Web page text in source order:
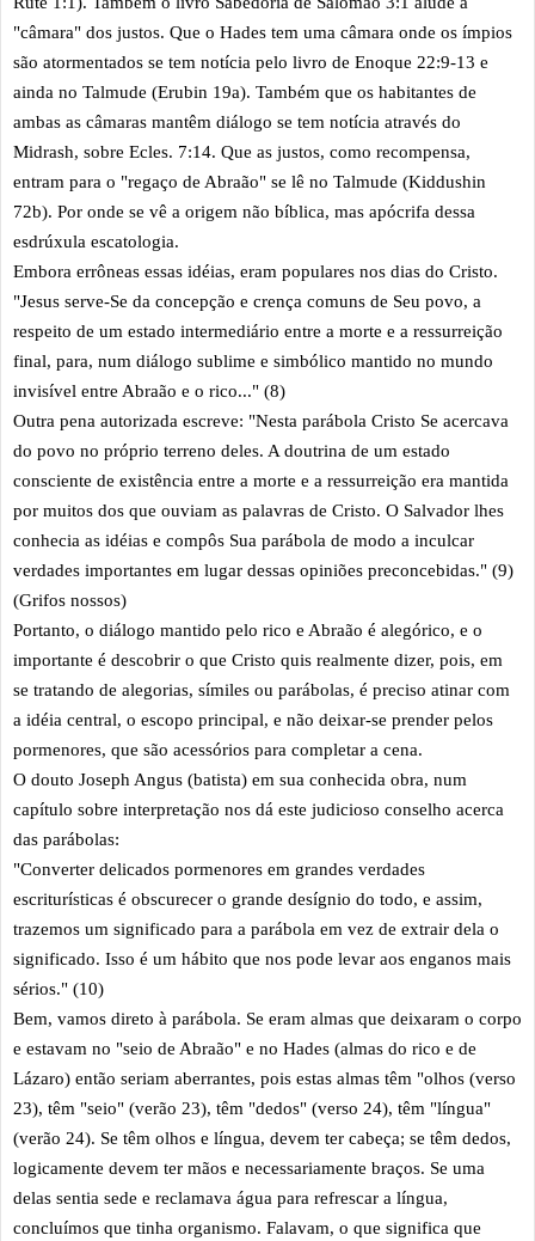
"câmara" dos justos. Que o Hades tem uma câmara onde os ímpios
são atormentados se tem notícia pelo livro de Enoque 22:9-13 e
ainda no Talmude (Erubin 19a). Também que os habitantes de
ambas as câmaras mantêm diálogo se tem notícia através do
Midrash, sobre Ecles. 7:14. Que as justos, como recompensa,
entram para o "regaço de Abraão" se lê no Talmude (Kiddushin
72b). Por onde se vê a origem não bíblica, mas apócrifa dessa
esdrúxula escatologia.
Embora errôneas essas idéias, eram populares nos dias do Cristo.
"Jesus serve-Se da concepção e crença comuns de Seu povo, a
respeito de um estado intermediário entre a morte e a ressurreição
final, para, num diálogo sublime e simbólico mantido no mundo
invisível entre Abraão e o rico..." (8)
Outra pena autorizada escreve: "Nesta parábola Cristo Se acercava
do povo no próprio terreno deles. A doutrina de um estado
consciente de existência entre a morte e a ressurreição era mantida
por muitos dos que ouviam as palavras de Cristo. O Salvador lhes
conhecia as idéias e compôs Sua parábola de modo a inculcar
verdades importantes em lugar dessas opiniões preconcebidas." (9)
(Grifos nossos)
Portanto, o diálogo mantido pelo rico e Abraão é alegórico, e o
importante é descobrir o que Cristo quis realmente dizer, pois, em
se tratando de alegorias, símiles ou parábolas, é preciso atinar com
a idéia central, o escopo principal, e não deixar-se prender pelos
pormenores, que são acessórios para completar a cena.
O douto Joseph Angus (batista) em sua conhecida obra, num
capítulo sobre interpretação nos dá este judicioso conselho acerca
das parábolas:
"Converter delicados pormenores em grandes verdades
escriturísticas é obscurecer o grande desígnio do todo, e assim,
trazemos um significado para a parábola em vez de extrair dela o
significado. Isso é um hábito que nos pode levar aos enganos mais
sérios." (10)
Bem, vamos direto à parábola. Se eram almas que deixaram o corpo
e estavam no "seio de Abraão" e no Hades (almas do rico e de
Lázaro) então seriam aberrantes, pois estas almas têm "olhos (verso
23), têm "seio" (verão 23), têm "dedos" (verso 24), têm "língua"
(verão 24). Se têm olhos e língua, devem ter cabeça; se têm dedos,
logicamente devem ter mãos e necessariamente braços. Se uma
delas sentia sede e reclamava água para refrescar a língua,
concluímos que tinha organismo. Falavam, o que significa que